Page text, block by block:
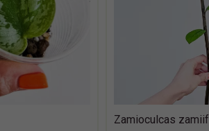
Zamioculcas